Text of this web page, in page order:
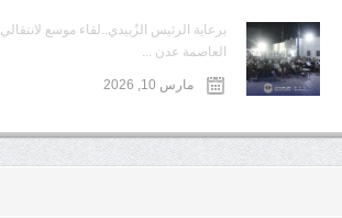
برعاية الرئيس الزُبيدي..لقاء موسع لانتقالي
العاصمة عدن ...
مارس 10, 2026